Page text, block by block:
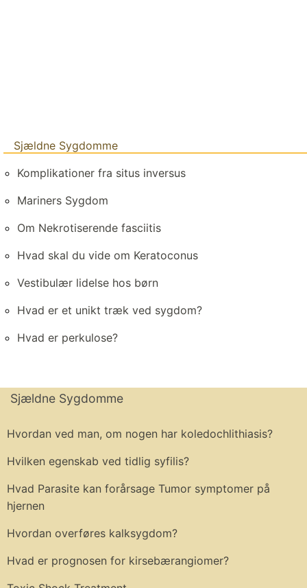
Sjældne Sygdomme
Komplikationer fra situs inversus
Mariners Sygdom
Om Nekrotiserende fasciitis
Hvad skal du vide om Keratoconus
Vestibulær lidelse hos børn
Hvad er et unikt træk ved sygdom?
Hvad er perkulose?
Sjældne Sygdomme
Hvordan ved man, om nogen har koledochlithiasis?
Hvilken egenskab ved tidlig syfilis?
Hvad Parasite kan forårsage Tumor symptomer på
hjernen
Hvordan overføres kalksygdom?
Hvad er prognosen for kirsebærangiomer?